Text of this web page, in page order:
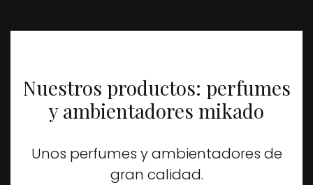
Nuestros productos: perfumes
y ambientadores mikado
Unos perfumes y ambientadores de
gran calidad.